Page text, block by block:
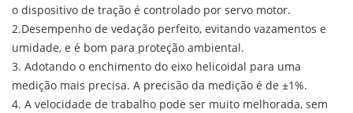
o dispositivo de tração é controlado por servo motor.
2.Desempenho de vedação perfeito, evitando vazamentos e
umidade, e é bom para proteção ambiental.
3. Adotando o enchimento do eixo helicoidal para uma
medição mais precisa. A precisão da medição é de ±1%.
4. A velocidade de trabalho pode ser muito melhorada, sem